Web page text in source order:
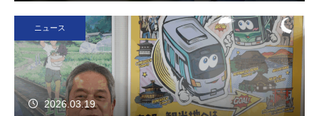
ニュース
2026.03.19